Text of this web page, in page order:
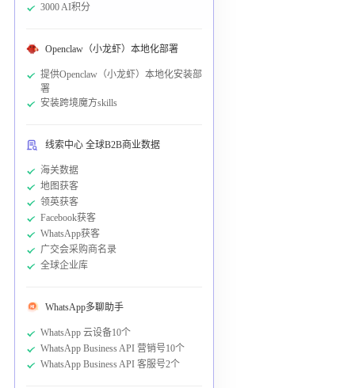
3000 AI积分
Openclaw（小龙虾）本地化部署
提供Openclaw（小龙虾）本地化安装部
署
安装跨境魔方skills
线索中心 全球B2B商业数据
海关数据
地图获客
领英获客
Facebook获客
WhatsApp获客
广交会采购商名录
全球企业库
WhatsApp多聊助手
WhatsApp 云设备10个
WhatsApp Business API 营销号10个
WhatsApp Business API 客服号2个